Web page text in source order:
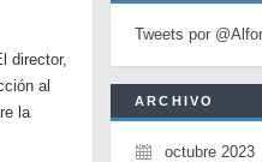
director,
al
la
Tweets por
ARCHIVO
octubre 2023